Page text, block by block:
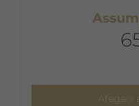
Afegeix